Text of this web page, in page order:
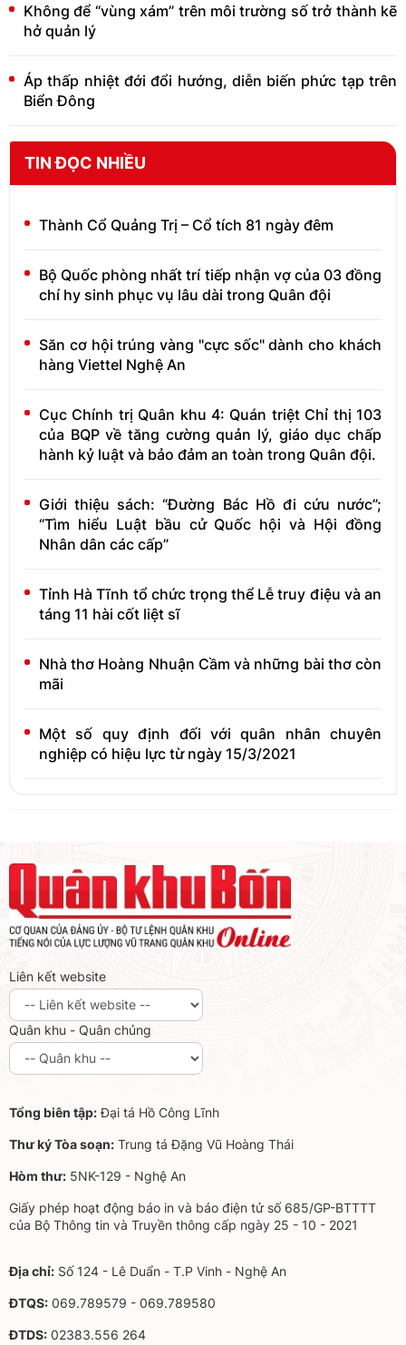
Không để “vùng xám” trên môi trường số trở thành kẽ
hở quản lý
Áp thấp nhiệt đới đổi hướng, diễn biến phức tạp trên
Biển Đông
TIN ĐỌC NHIỀU
Thành Cổ Quảng Trị – Cổ tích 81 ngày đêm
Bộ Quốc phòng nhất trí tiếp nhận vợ của 03 đồng
chí hy sinh phục vụ lâu dài trong Quân đội
Săn cơ hội trúng vàng "cực sốc" dành cho khách
hàng Viettel Nghệ An
Cục Chính trị Quân khu 4: Quán triệt Chỉ thị 103
của BQP về tăng cường quản lý, giáo dục chấp
hành kỷ luật và bảo đảm an toàn trong Quân đội.
Giới thiệu sách: “Đường Bác Hồ đi cứu nước”;
“Tìm hiểu Luật bầu cử Quốc hội và Hội đồng
Nhân dân các cấp”
Tỉnh Hà Tĩnh tổ chức trọng thể Lễ truy điệu và an
táng 11 hài cốt liệt sĩ
Nhà thơ Hoàng Nhuận Cầm và những bài thơ còn
mãi
Một số quy định đối với quân nhân chuyên
nghiệp có hiệu lực từ ngày 15/3/2021
Liên kết website
Quân khu - Quân chủng
Tổng biên tập:Đại tá Hồ Công Lĩnh
Thư ký Tòa soạn: Trung tá Đặng Vũ Hoàng Thái
Hòm thư: 5NK-129 - Nghệ An
Giấy phép hoạt động báo in và báo điện tử số 685/GP-BTTTT
của Bộ Thông tin và Truyền thông cấp ngày 25 - 10 - 2021
Địa chỉ: Số 124 - Lê Duẩn - T.P Vinh - Nghệ An
ĐTQS: 069.789579 - 069.789580
ĐTDS: 02383.556 264